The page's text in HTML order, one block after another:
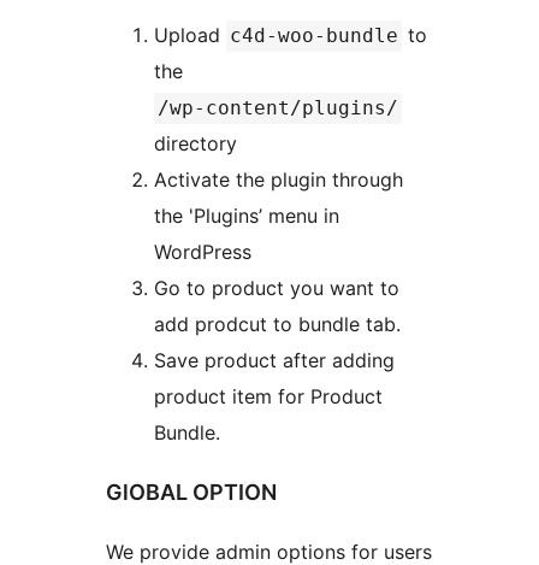
Upload c4d-woo-bundle to
the
/wp-content/plugins/
directory
Activate the plugin through
the 'Plugins’ menu in
WordPress
Go to product you want to
add prodcut to bundle tab.
Save product after adding
product item for Product
Bundle.
GlOBAL OPTION
We provide admin options for users